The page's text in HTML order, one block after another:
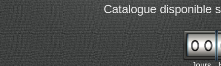
Catalogue disponible